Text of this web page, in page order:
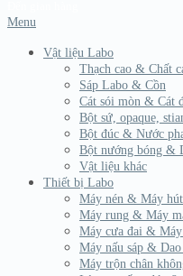
Menu
Vật liệu Labo
Thạch cao & Chất
Sáp Labo & Cồn
Cát sói mòn & Cát
Bột sứ, opaque,
Bột đúc & Nước
Bột nướng bóng &
Vật liệu khác
Thiết bị Labo
Máy nén & Máy
Máy rung & Máy
Máy cưa đai &
Máy nấu sáp & Dao
Máy trộn chân